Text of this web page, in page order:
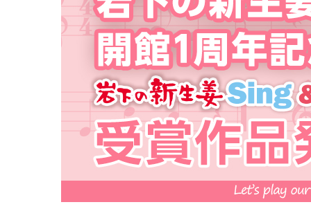
採用情報 本
> ミュージアム
> イワシカちゃん
> オンラインショップ
> メディア掲載
> その他
2026」｜岩
ジアム
2026.07.01
> その他
岩下
岩下の新生姜について 岩
先
岩下の新生姜万年筆インク 書く描くコンテ
スト
岩
～